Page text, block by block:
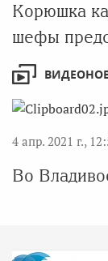
Корюшка
шефы
4 апр. 2021 г.,
Во